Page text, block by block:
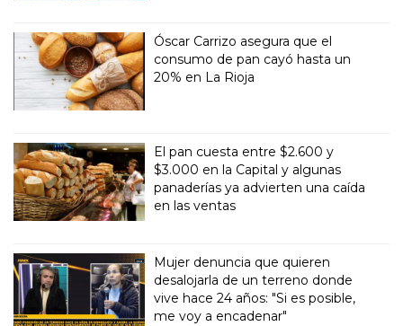
Óscar Carrizo asegura que el
consumo de pan cayó hasta un
20% en La Rioja
El pan cuesta entre $2.600 y
$3.000 en la Capital y algunas
panaderías ya advierten una caída
en las ventas
Mujer denuncia que quieren
desalojarla de un terreno donde
vive hace 24 años: "Si es posible,
me voy a encadenar"